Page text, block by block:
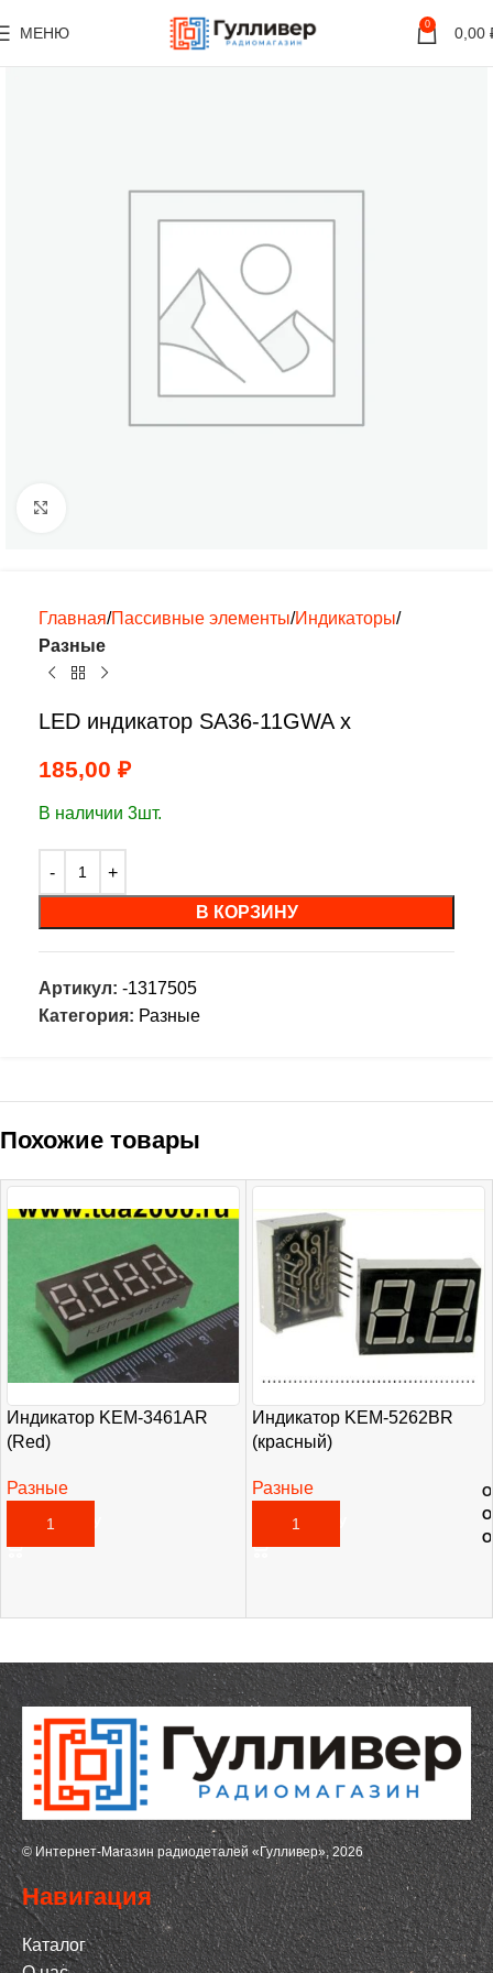
МЕНЮ 0 0,00
Главная Пассивные элементы Индикаторы
Разные
LED индикатор SA36-11GWA х
185,00 ₽
В наличии 3шт.
В КОРЗИНУ
Артикул: -1317505
Категория: Разные
Похожие товары
Индикатор KEM-3461AR
(Red)
Разные
В КОРЗИНУ
Индикатор KEM-5262BR
(красный)
Разные
В КОРЗИНУ
© Интернет-Магазин радиодеталей «Гулливер», 2026
Навигация
Каталог